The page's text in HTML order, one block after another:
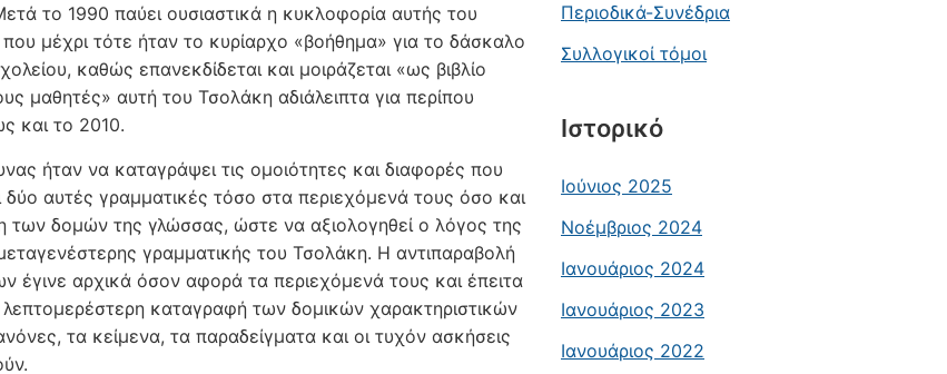
το 1990 παύει ουσιαστικά η κυκλοφορία αυτής του
που μέχρι τότε ήταν το κυρίαρχο «βοήθημα» για το δάσκαλο
καθώς επανεκδίδεται και μοιράζεται «ως βιβλίο
μαθητές» αυτή του Τσολάκη αδιάλειπτα για περίπου
και το 2010.
ήταν να καταγράψει τις ομοιότητες και διαφορές που
δύο αυτές γραμματικές τόσο στα περιεχόμενά τους όσο και
των δομών της γλώσσας, ώστε να αξιολογηθεί ο λόγος της
γραμματικής του Τσολάκη. Η αντιπαραβολή
έγινε αρχικά όσον αφορά τα περιεχόμενά τους και έπειτα
καταγραφή των δομικών χαρακτηριστικών
τα κείμενα, τα παραδείγματα και οι τυχόν ασκήσεις
Περιοδικά-Συνέδρια
Συλλογικοί τόμοι
Ιστορικό
Ιούνιος 2025
Νοέμβριος 2024
Ιανουάριος 2024
Ιανουάριος 2023
Ιανουάριος 2022